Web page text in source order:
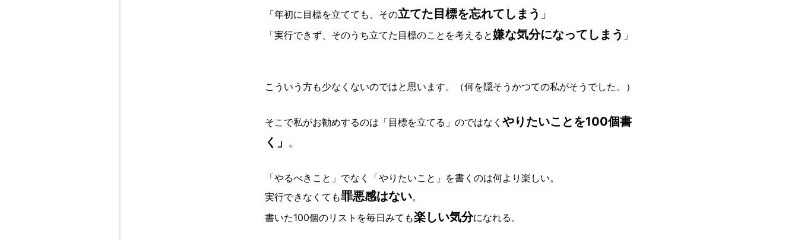
「年初に目標を立てても、その立てた目標を忘れてしまう 」
「実行できず、そのうち立てた目標のことを考えると嫌な気分になってしまう 」
こういう方も少なくないのではと思います。（何を隠そうかつての私がそうでした。）
そこで私がお勧めするのは「目標を立てる」のではなく やりたいことを100個書
く」 。
「やるべきこと」でなく「やりたいこと」を書くのは何より楽しい。
実行できなくても罪悪感はない。
書いた100個のリストを毎日みても楽しい気分になれる。